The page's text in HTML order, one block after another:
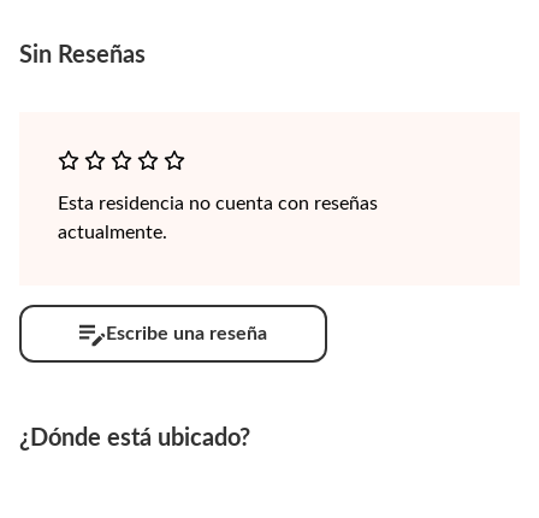
Sin Reseñas
Esta residencia no cuenta con reseñas
actualmente.
Escribe una reseña
¿Dónde está ubicado?